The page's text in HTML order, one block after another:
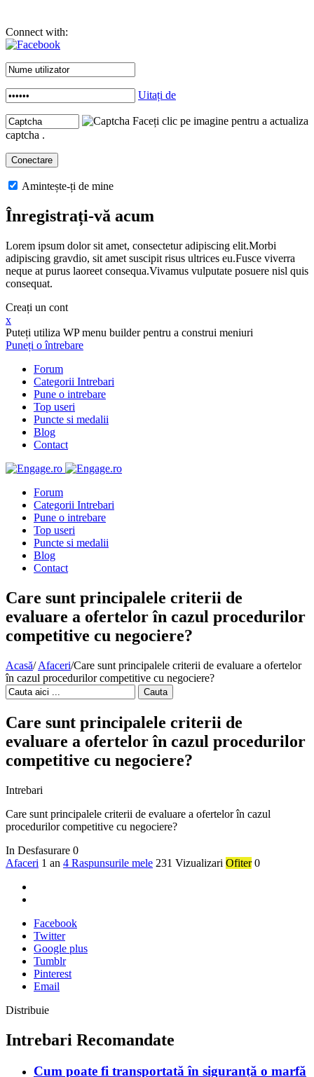
Connect with:
Uitați de
Faceți clic pe imagine pentru a actualiza
captcha .
Amintește-ți de mine
Înregistrați-vă acum
Lorem ipsum dolor sit amet, consectetur adipiscing elit.Morbi
adipiscing gravdio, sit amet suscipit risus ultrices eu.Fusce viverra
neque at purus laoreet consequa.Vivamus vulputate posuere nisl quis
consequat.
Creați un cont
x
Puteți utiliza WP menu builder pentru a construi meniuri
Puneți o întrebare
Forum
Categorii Intrebari
Pune o intrebare
Top useri
Puncte si medalii
Blog
Contact
Forum
Categorii Intrebari
Pune o intrebare
Top useri
Puncte si medalii
Blog
Contact
Care sunt principalele criterii de
evaluare a ofertelor în cazul procedurilor
competitive cu negociere?
Acasă/ Afaceri/Care sunt principalele criterii de evaluare a ofertelor
în cazul procedurilor competitive cu negociere?
Cauta
Care sunt principalele criterii de
evaluare a ofertelor în cazul procedurilor
competitive cu negociere?
Intrebari
Care sunt principalele criterii de evaluare a ofertelor în cazul
procedurilor competitive cu negociere?
In Desfasurare 0
Afaceri 1 an 4 Raspunsurile mele 231 Vizualizari Ofiter 0
Facebook
Twitter
Google plus
Tumblr
Pinterest
Email
Distribuie
Intrebari Recomandate
Cum poate fi transportată în siguranță o marfă